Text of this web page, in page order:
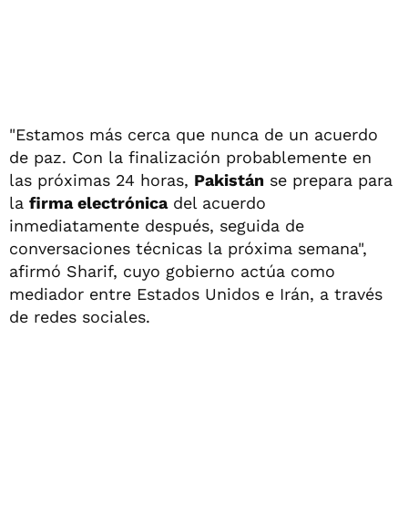
"Estamos más cerca que nunca de un acuerdo
de paz. Con la finalización probablemente en
las próximas 24 horas, Pakistán se prepara para
la firma electrónicadel acuerdo
inmediatamente después, seguida de
conversaciones técnicas la próxima semana",
afirmó Sharif, cuyo gobierno actúa como
mediador entre Estados Unidos e Irán, a través
de redes sociales.